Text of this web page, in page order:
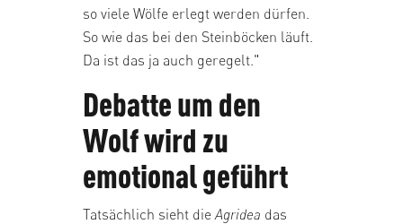
so viele Wölfe erlegt werden dürfen.
So wie das bei den Steinböcken läuft.
Da ist das ja auch geregelt."
Debatte um den
Wolf wird zu
emotional geführt
Tatsächlich sieht die Agridea das